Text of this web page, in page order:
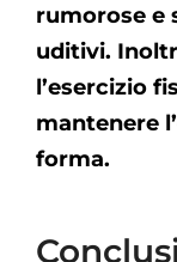
rumorose e
uditivi.
l’esercizio
mantenere
forma.